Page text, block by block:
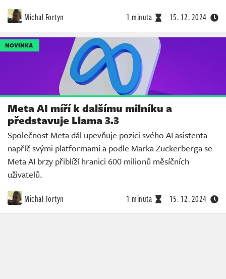
Michal Fortyn 1 minuta 15. 12. 2024
NOVINKA
Meta AI míří k dalšímu milníku a
představuje Llama 3.3
Společnost Meta dál upevňuje pozici svého AI asistenta
napříč svými platformami a podle Marka Zuckerberga se
Meta AI brzy přiblíží hranici 600 milionů měsíčních
uživatelů.
Michal Fortyn 1 minuta 15. 12. 2024